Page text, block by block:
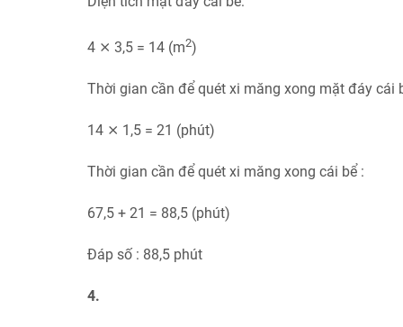
4 ⨯ 3,5 = 14 (m2)
Thời gian cần để quét xi măng xong mặt đáy cái
14 ⨯ 1,5 = 21 (phút)
Thời gian cần để quét xi măng xong cái bể :
67,5 + 21 = 88,5 (phút)
Đáp số : 88,5 phút
4.